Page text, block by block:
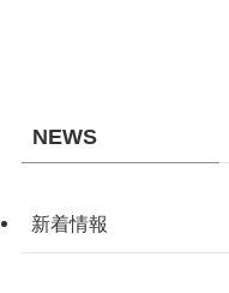
NEWS
新着情報